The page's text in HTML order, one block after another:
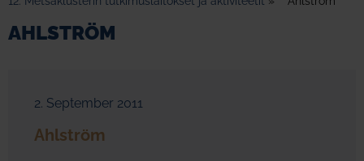
AHLSTRÖM
2. September 2011
Ahlström